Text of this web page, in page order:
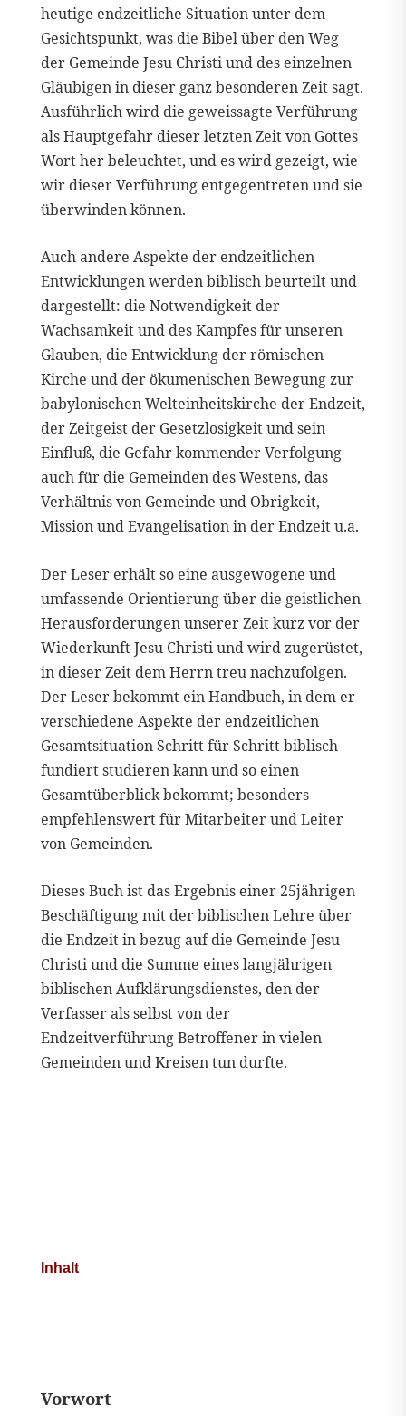
heutige endzeitliche Situation unter dem
Gesichtspunkt, was die Bibel über den Weg
der Gemeinde Jesu Christi und des einzelnen
Gläubigen in dieser ganz besonderen Zeit sagt.
Ausführlich wird die geweissagte Verführung
als Hauptgefahr dieser letzten Zeit von Gottes
Wort her beleuchtet, und es wird gezeigt, wie
wir dieser Verführung entgegentreten und sie
überwinden können.
Auch andere Aspekte der endzeitlichen
Entwicklungen werden biblisch beurteilt und
dargestellt: die Notwendigkeit der
Wachsamkeit und des Kampfes für unseren
Glauben, die Entwicklung der römischen
Kirche und der ökumenischen Bewegung zur
babylonischen Welteinheitskirche der Endzeit,
der Zeitgeist der Gesetzlosigkeit und sein
Einfluß, die Gefahr kommender Verfolgung
auch für die Gemeinden des Westens, das
Verhältnis von Gemeinde und Obrigkeit,
Mission und Evangelisation in der Endzeit u.a.
Der Leser erhält so eine ausgewogene und
umfassende Orientierung über die geistlichen
Herausforderungen unserer Zeit kurz vor der
Wiederkunft Jesu Christi und wird zugerüstet,
in dieser Zeit dem Herrn treu nachzufolgen.
Der Leser bekommt ein Handbuch, in dem er
verschiedene Aspekte der endzeitlichen
Gesamtsituation Schritt für Schritt biblisch
fundiert studieren kann und so einen
Gesamtüberblick bekommt; besonders
empfehlenswert für Mitarbeiter und Leiter
von Gemeinden.
Dieses Buch ist das Ergebnis einer 25jährigen
Beschäftigung mit der biblischen Lehre über
die Endzeit in bezug auf die Gemeinde Jesu
Christi und die Summe eines langjährigen
biblischen Aufklärungsdienstes, den der
Verfasser als selbst von der
Endzeitverführung Betroffener in vielen
Gemeinden und Kreisen tun durfte.
Inhalt
Vorwort